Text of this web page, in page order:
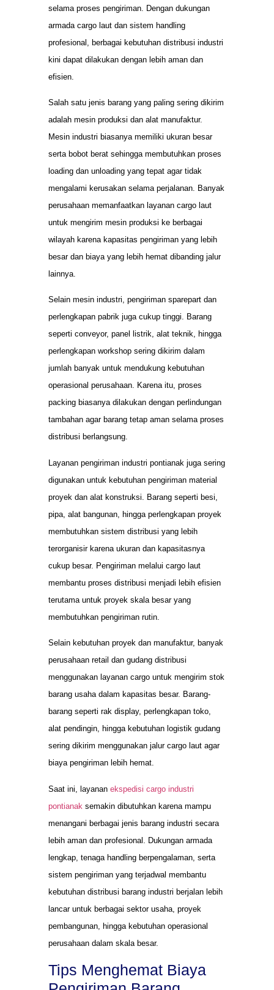
selama proses pengiriman. Dengan dukungan
armada cargo laut dan sistem handling
profesional, berbagai kebutuhan distribusi industri
kini dapat dilakukan dengan lebih aman dan
efisien.
Salah satu jenis barang yang paling sering dikirim
adalah mesin produksi dan alat manufaktur.
Mesin industri biasanya memiliki ukuran besar
serta bobot berat sehingga membutuhkan proses
loading dan unloading yang tepat agar tidak
mengalami kerusakan selama perjalanan. Banyak
perusahaan memanfaatkan layanan cargo laut
untuk mengirim mesin produksi ke berbagai
wilayah karena kapasitas pengiriman yang lebih
besar dan biaya yang lebih hemat dibanding jalur
lainnya.
Selain mesin industri, pengiriman sparepart dan
perlengkapan pabrik juga cukup tinggi. Barang
seperti conveyor, panel listrik, alat teknik, hingga
perlengkapan workshop sering dikirim dalam
jumlah banyak untuk mendukung kebutuhan
operasional perusahaan. Karena itu, proses
packing biasanya dilakukan dengan perlindungan
tambahan agar barang tetap aman selama proses
distribusi berlangsung.
Layanan pengiriman industri pontianak juga sering
digunakan untuk kebutuhan pengiriman material
proyek dan alat konstruksi. Barang seperti besi,
pipa, alat bangunan, hingga perlengkapan proyek
membutuhkan sistem distribusi yang lebih
terorganisir karena ukuran dan kapasitasnya
cukup besar. Pengiriman melalui cargo laut
membantu proses distribusi menjadi lebih efisien
terutama untuk proyek skala besar yang
membutuhkan pengiriman rutin.
Selain kebutuhan proyek dan manufaktur, banyak
perusahaan retail dan gudang distribusi
menggunakan layanan cargo untuk mengirim stok
barang usaha dalam kapasitas besar. Barang-
barang seperti rak display, perlengkapan toko,
alat pendingin, hingga kebutuhan logistik gudang
sering dikirim menggunakan jalur cargo laut agar
biaya pengiriman lebih hemat.
Saat ini, layanan ekspedisi cargo industri
pontianak semakin dibutuhkan karena mampu
menangani berbagai jenis barang industri secara
lebih aman dan profesional. Dukungan armada
lengkap, tenaga handling berpengalaman, serta
sistem pengiriman yang terjadwal membantu
kebutuhan distribusi barang industri berjalan lebih
lancar untuk berbagai sektor usaha, proyek
pembangunan, hingga kebutuhan operasional
perusahaan dalam skala besar.
Tips Menghemat Biaya